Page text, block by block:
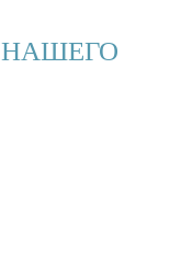
НАШЕГО